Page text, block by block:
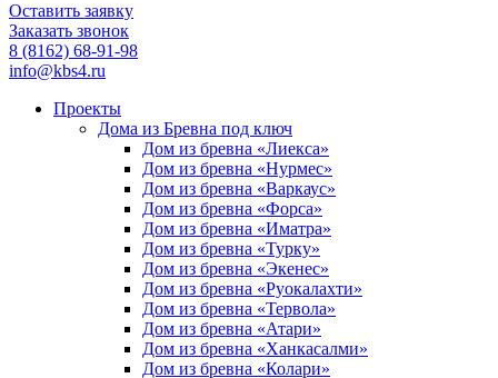
Оставить заявку
Заказать звонок
8 (8162) 68-91-98
info@kbs4.ru
Проекты
Дома из Бревна под ключ
Дом из бревна «Лиекса»
Дом из бревна «Нурмес»
Дом из бревна «Варкаус»
Дом из бревна «Форса»
Дом из бревна «Иматра»
Дом из бревна «Турку»
Дом из бревна «Экенес»
Дом из бревна «Руокалахти»
Дом из бревна «Тервола»
Дом из бревна «Атари»
Дом из бревна «Ханкасалми»
Дом из бревна «Колари»